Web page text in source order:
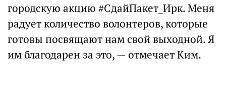
городскую акцию #СдайПакет_Ирк. Меня
радует количество волонтеров, которые
готовы посвящают нам свой выходной. Я
им благодарен за это, — отмечает Ким.